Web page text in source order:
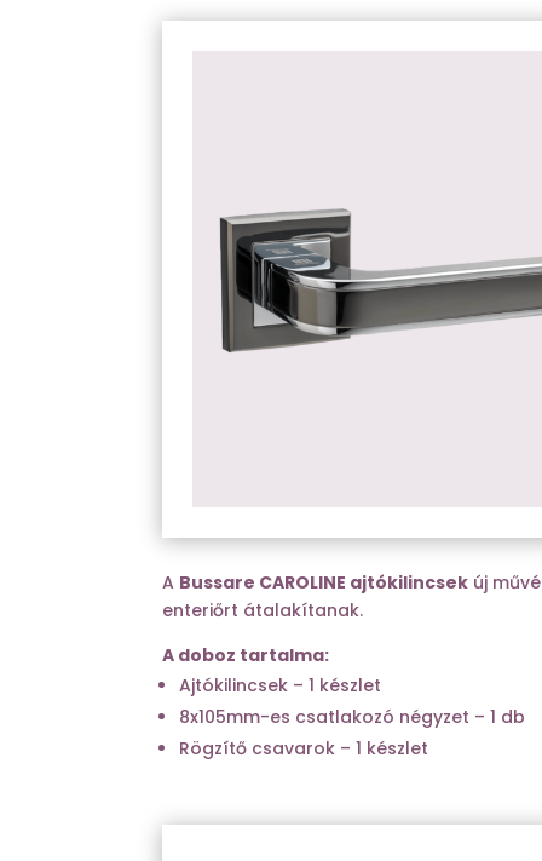
A Bussare CAROLINE ajtókilincsek új
enteriőrt átalakítanak.
A doboz tartalma:
Ajtókilincsek – 1 készlet
8x105mm-es csatlakozó négyzet – 1 db
Rögzítő csavarok – 1 készlet